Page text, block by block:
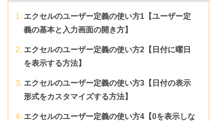
エクセルのユーザー定義の使い方1【ユーザー定
義の基本と入力画面の開き方】
エクセルのユーザー定義の使い方2【日付に曜日
を表示する方法】
エクセルのユーザー定義の使い方3【日付の表示
形式をカスタマイズする方法】
エクセルのユーザー定義の使い方4【0を表示しな